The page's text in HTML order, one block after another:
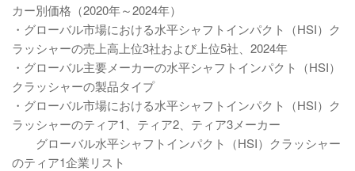
カー別価格（2020年～2024年）
・グローバル市場における水平シャフトインパクト（HSI）ク
ラッシャーの売上高上位3社および上位5社、2024年
・グローバル主要メーカーの水平シャフトインパクト（HSI）
クラッシャーの製品タイプ
・グローバル市場における水平シャフトインパクト（HSI）ク
ラッシャーのティア1、ティア2、ティア3メーカー
グローバル水平シャフトインパクト（HSI）クラッシャー
のティア1企業リスト